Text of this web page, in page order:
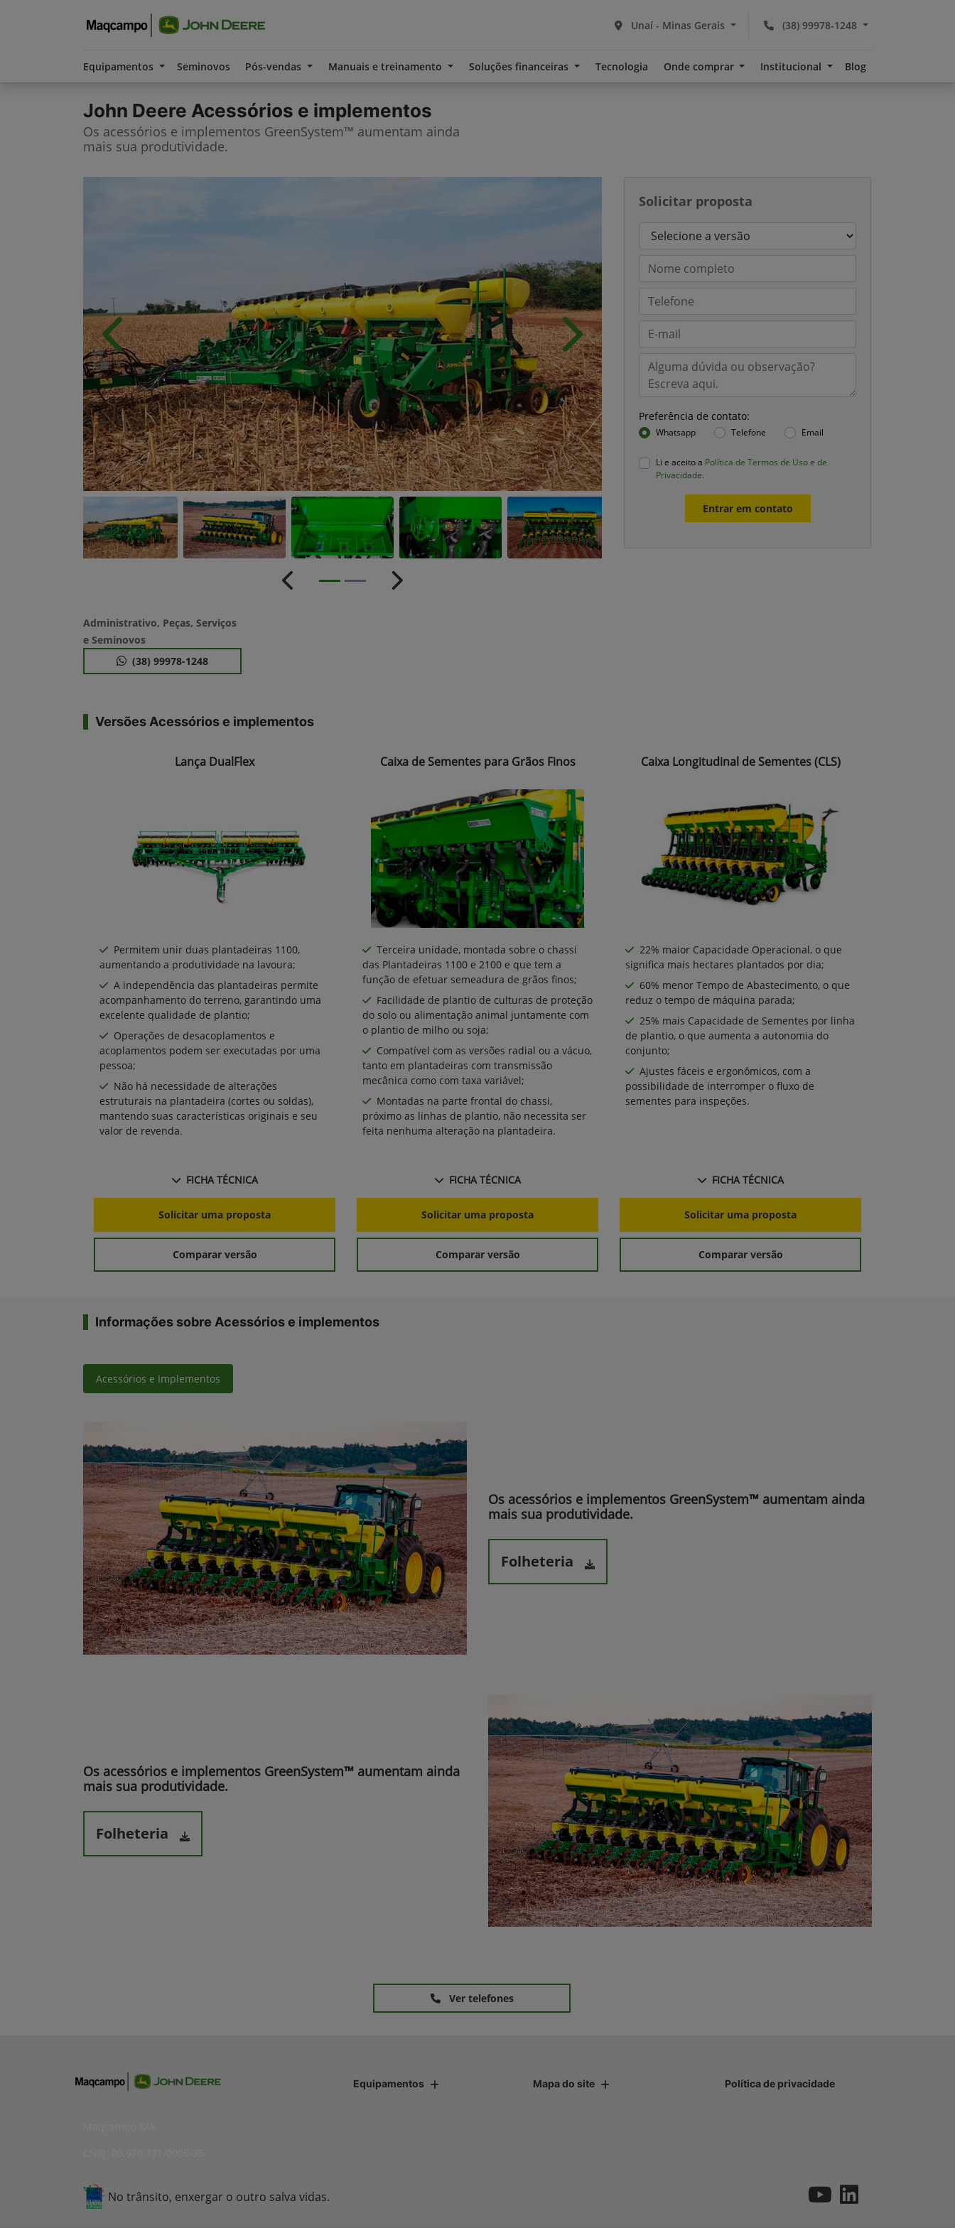
(38) 99978-1248
Unaí - Minas Gerais
Equipamentos Seminovos Pós-vendas Manuais e treinamento Soluções financeiras Tecnologia Onde comprar Institucional Blog
John Deere Acessórios e implementos
Os acessórios e implementos GreenSystem™ aumentam ainda
mais sua produtividade.​
Solicitar proposta
Preferência de contato:
Whatsapp Telefone Email
Li e aceito a Política de Termos de Uso e de
Privacidade.
Entrar em contato
Anterior Próximo
Anterior Próximo
Administrativo, Peças, Serviços
e Seminovos
(38) 99978-1248
Versões Acessórios e implementos
Lança DualFlex
Permitem unir duas plantadeiras 1100,
aumentando a produtividade na lavoura;
A independência das plantadeiras permite
acompanhamento do terreno, garantindo uma
excelente qualidade de plantio;
Operações de desacoplamentos e
acoplamentos podem ser executadas por uma
pessoa;
Não há necessidade de alterações
estruturais na plantadeira (cortes ou soldas),
mantendo suas características originais e seu
valor de revenda.
FICHA TÉCNICA
Solicitar uma proposta
Comparar versão
Caixa de Sementes para Grãos Finos
Terceira unidade, montada sobre o chassi
das Plantadeiras 1100 e 2100 e que tem a
função de efetuar semeadura de grãos finos;
Facilidade de plantio de culturas de proteção
do solo ou alimentação animal juntamente com
o plantio de milho ou soja;
Compatível com as versões radial ou a vácuo,
tanto em plantadeiras com transmissão
mecânica como com taxa variável;
Montadas na parte frontal do chassi,
próximo as linhas de plantio, não necessita ser
feita nenhuma alteração na plantadeira.
FICHA TÉCNICA
Solicitar uma proposta
Comparar versão
Caixa Longitudinal de Sementes (CLS)
22% maior Capacidade Operacional, o que
significa mais hectares plantados por dia;
60% menor Tempo de Abastecimento, o que
reduz o tempo de máquina parada;
25% mais Capacidade de Sementes por linha
de plantio, o que aumenta a autonomia do
conjunto;
Ajustes fáceis e ergonômicos, com a
possibilidade de interromper o fluxo de
sementes para inspeções.
FICHA TÉCNICA
Solicitar uma proposta
Comparar versão
Informações sobre Acessórios e implementos
Acessórios e Implementos
Os acessórios e implementos GreenSystem™ aumentam ainda
mais sua produtividade.​
Folheteria
Os acessórios e implementos GreenSystem™ aumentam ainda
mais sua produtividade.​
Folheteria
Ver telefones
Equipamentos Mapa do site Política de privacidade
No trânsito, enxergar o outro salva vidas.